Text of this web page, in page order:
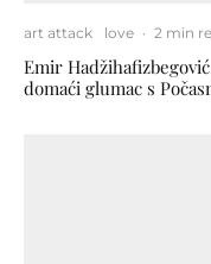
art attack love · 2 min
Emir
domaći glumac s